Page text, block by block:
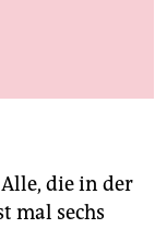
die in der
mal sechs